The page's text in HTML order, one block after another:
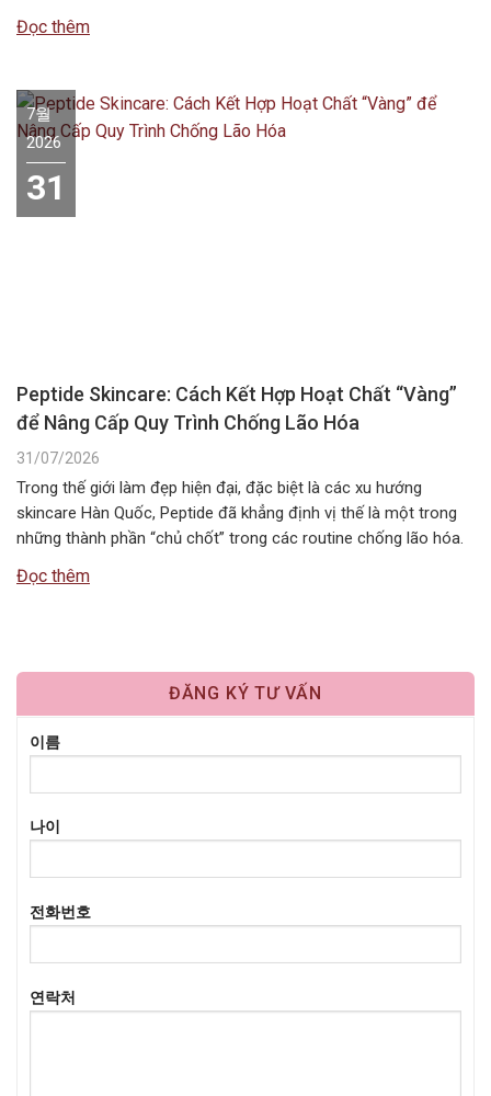
Đọc thêm
7월
2026
31
Peptide Skincare: Cách Kết Hợp Hoạt Chất “Vàng”
để Nâng Cấp Quy Trình Chống Lão Hóa
31/07/2026
Trong thế giới làm đẹp hiện đại, đặc biệt là các xu hướng
skincare Hàn Quốc, Peptide đã khẳng định vị thế là một trong
những thành phần “chủ chốt” trong các routine chống lão hóa.
nhất vẫn là băn…
Đọc thêm
ĐĂNG KÝ TƯ VẤN
이름
나이
전화번호
연락처